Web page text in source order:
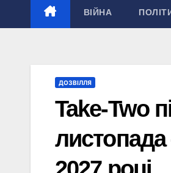
ВІЙНА
ДОЗВІЛЛЯ
Take-Two
листопада